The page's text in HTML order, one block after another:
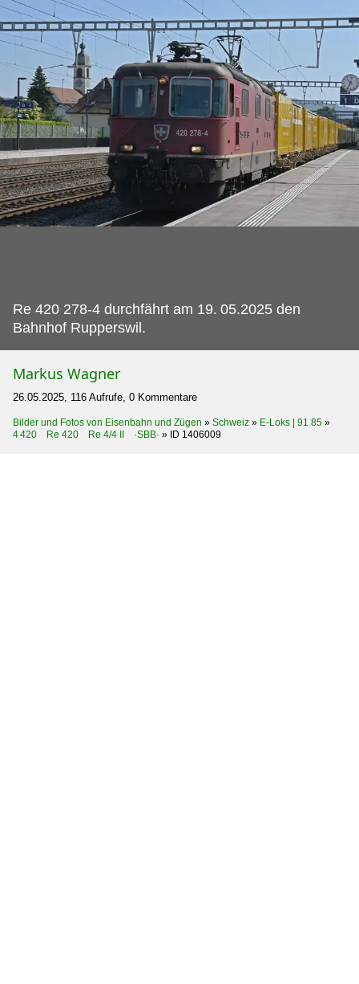
Re 420 278-4 durchfährt am 19. 05.2025 den
Bahnhof Rupperswil.
Markus Wagner
26.05.2025, 116 Aufrufe, 0 Kommentare
Bilder und Fotos von Eisenbahn und Zügen » Schweiz » E-Loks | 91 85 »
4 420 Re 420 Re 4/4 II ·SBB· » ID 1406009